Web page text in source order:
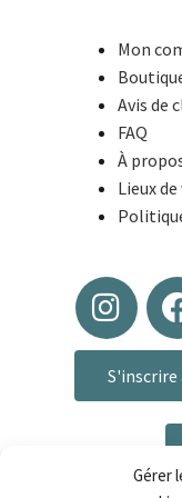
Gérer
Mon
Avis de
FAQ
À
Lieux